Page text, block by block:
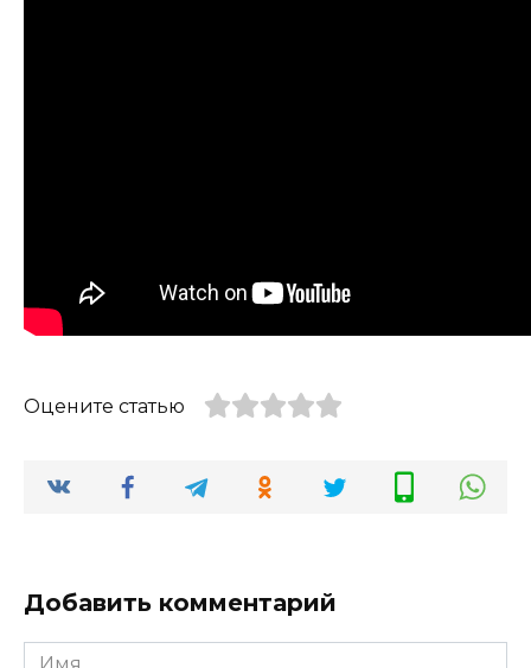
Оцените статью
Добавить комментарий
Имя